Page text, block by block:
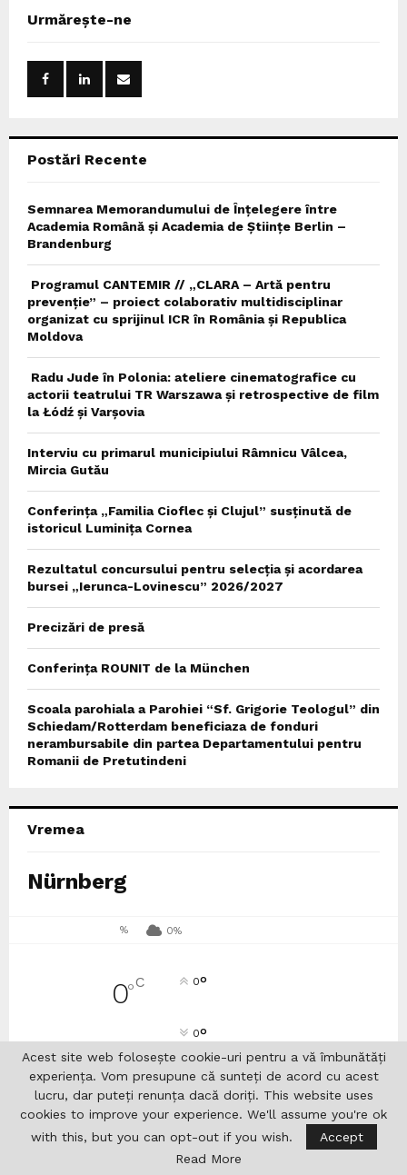
h
o
Urmărește-ne
Postări Recente
Semnarea Memorandumului de Înțelegere între
Academia Română și Academia de Științe Berlin –
Brandenburg
Programul CANTEMIR // „CLARA – Artă pentru
prevenție” – proiect colaborativ multidisciplinar
organizat cu sprijinul ICR în România și Republica
Moldova
Radu Jude în Polonia: ateliere cinematografice cu
actorii teatrului TR Warszawa și retrospective de film
la Łódź și Varșovia
Interviu cu primarul municipiului Râmnicu Vâlcea,
Mircia Gutău
Conferința „Familia Cioflec și Clujul” susținută de
istoricul Luminița Cornea
Rezultatul concursului pentru selecția și acordarea
bursei „Ierunca-Lovinescu” 2026/2027
Precizări de presă
Conferința ROUNIT de la München
Scoala parohiala a Parohiei “Sf. Grigorie Teologul” din
Schiedam/Rotterdam beneficiaza de fonduri
nerambursabile din partea Departamentului pentru
Romanii de Pretutindeni
Vremea
Nürnberg
% 0%
0°C 0°
0°
13° 13°
VIN
12° 13 ° 10°
Acest site web folosește cookie-uri pentru a vă îmbunătăți
experiența. Vom presupune că sunteți de acord cu acest
lucru, dar puteți renunța dacă doriți. This website uses
cookies to improve your experience. We'll assume you're ok
with this, but you can opt-out if you wish.
Accept
Read More